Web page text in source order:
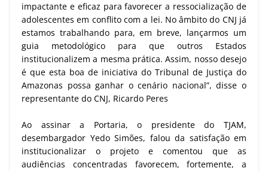
impactante e eficaz para favorecer a ressocialização de
adolescentes em conflito com a lei. No âmbito do CNJ já
estamos trabalhando para, em breve, lançarmos um
guia metodológico para que outros Estados
institucionalizem a mesma prática. Assim, nosso desejo
é que esta boa de iniciativa do Tribunal de Justiça do
Amazonas possa ganhar o cenário nacional”, disse o
representante do CNJ, Ricardo Peres
Ao assinar a Portaria, o presidente do TJAM,
desembargador Yedo Simões, falou da satisfação em
institucionalizar o projeto e comentou que as
audiências concentradas favorecem, fortemente, a